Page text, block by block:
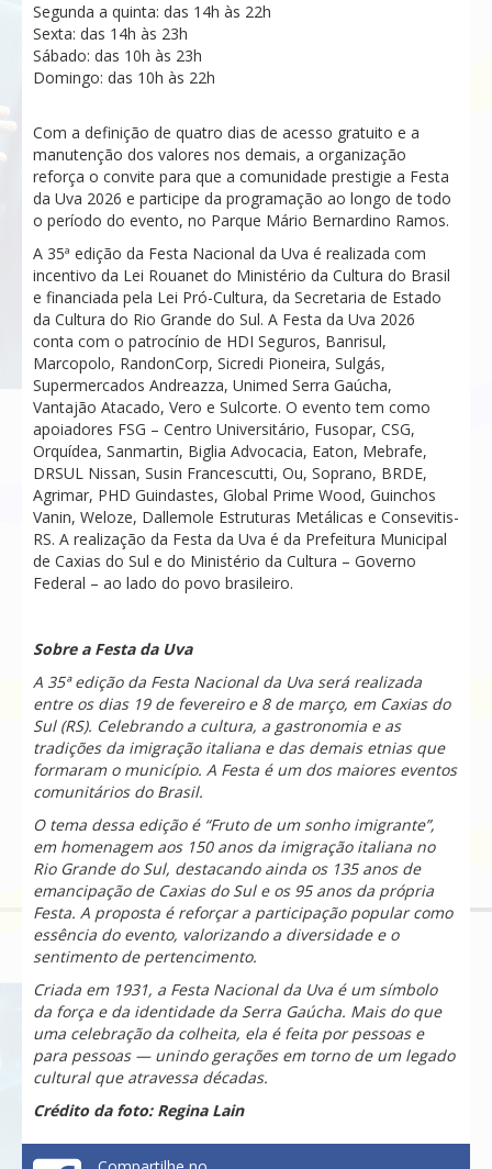
Segunda a quinta: das 14h às 22h
Sexta: das 14h às 23h
Sábado: das 10h às 23h
Domingo: das 10h às 22h
Com a definição de quatro dias de acesso gratuito e a
manutenção dos valores nos demais, a organização
reforça o convite para que a comunidade prestigie a Festa
da Uva 2026 e participe da programação ao longo de todo
o período do evento, no Parque Mário Bernardino Ramos.
A 35ª edição da Festa Nacional da Uva é realizada com
incentivo da Lei Rouanet do Ministério da Cultura do Brasil
e financiada pela Lei Pró-Cultura, da Secretaria de Estado
da Cultura do Rio Grande do Sul. A Festa da Uva 2026
conta com o patrocínio de HDI Seguros, Banrisul,
Marcopolo, RandonCorp, Sicredi Pioneira, Sulgás,
Supermercados Andreazza, Unimed Serra Gaúcha,
Vantajão Atacado, Vero e Sulcorte. O evento tem como
apoiadores FSG – Centro Universitário, Fusopar, CSG,
Orquídea, Sanmartin, Biglia Advocacia, Eaton, Mebrafe,
DRSUL Nissan, Susin Francescutti, Ou, Soprano, BRDE,
Agrimar, PHD Guindastes, Global Prime Wood, Guinchos
Vanin, Weloze, Dallemole Estruturas Metálicas e Consevitis-
RS. A realização da Festa da Uva é da Prefeitura Municipal
de Caxias do Sul e do Ministério da Cultura – Governo
Federal – ao lado do povo brasileiro.
Sobre a Festa da Uva
A 35ª edição da Festa Nacional da Uva será realizada
entre os dias 19 de fevereiro e 8 de março, em Caxias do
Sul (RS). Celebrando a cultura, a gastronomia e as
tradições da imigração italiana e das demais etnias que
formaram o município. A Festa é um dos maiores eventos
comunitários do Brasil.
O tema dessa edição é “Fruto de um sonho imigrante”,
em homenagem aos 150 anos da imigração italiana no
Rio Grande do Sul, destacando ainda os 135 anos de
emancipação de Caxias do Sul e os 95 anos da própria
Festa. A proposta é reforçar a participação popular como
essência do evento, valorizando a diversidade e o
sentimento de pertencimento.
Criada em 1931, a Festa Nacional da Uva é um símbolo
da força e da identidade da Serra Gaúcha. Mais do que
uma celebração da colheita, ela é feita por pessoas e
para pessoas — unindo gerações em torno de um legado
cultural que atravessa décadas.
Crédito da foto: Regina Lain